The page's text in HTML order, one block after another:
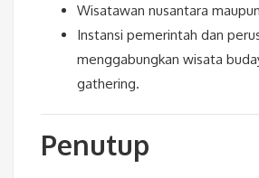
Wisatawan nusantara
Instansi pemerintah dan
menggabungkan wisata
gathering.
Penutup